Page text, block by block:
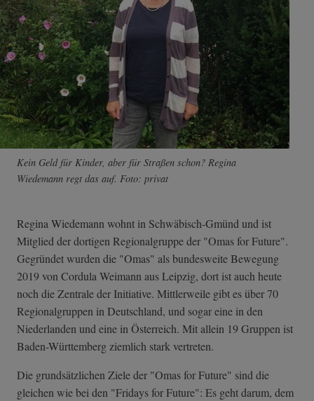
Kein Geld für Kinder, aber für Straßen schon? Regina
Wiedemann regt das auf. Foto: privat
Regina Wiedemann wohnt in Schwäbisch-Gmünd und ist
Mitglied der dortigen Regionalgruppe der "Omas for Future".
Gegründet wurden die "Omas" als bundesweite Bewegung
2019 von Cordula Weimann aus Leipzig, dort ist auch heute
noch die Zentrale der Initiative. Mittlerweile gibt es über 70
Regionalgruppen in Deutschland, und sogar eine in den
Niederlanden und eine in Österreich. Mit allein 19 Gruppen ist
Baden-Württemberg ziemlich stark vertreten.
Die grundsätzlichen Ziele der "Omas for Future" sind die
gleichen wie bei den "Fridays for Future": Es geht darum, dem